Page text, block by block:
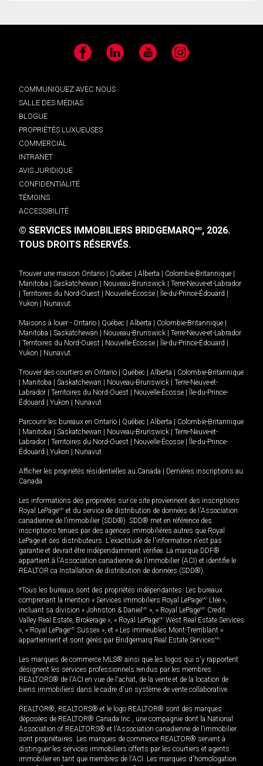
Facebook LinkedIn YouTube Instagram
COMMUNIQUEZ AVEC NOUS
SALLE DES MÉDIAS
BLOGUE
PROPRIÉTÉS LUXUEUSES
COMMERCIAL
INTRANET
AVIS JURIDIQUE
CONFIDENTIALITÉ
TÉMOINS
ACCESSIBILITÉ
© SERVICES IMMOBILIERS BRIDGEMARQMD, 2026.
TOUS DROITS RÉSERVÉS.
Trouver une maison Ontario Québec Alberta Colombie-Britannique
Manitoba
Saskatchewan Nouveau-Brunswick
Terre-Neuve-et-Labrador
Territoires du Nord-Ouest Nouvelle-Écosse Île-du-Prince-Édouard
Yukon
Nunavut.
Maisons à louer - Ontario Québec Alberta Colombie-Britannique
Manitoba
Saskatchewan Nouveau-Brunswick
Terre-Neuve-et-Labrador
Territoires du Nord-Ouest Nouvelle-Écosse Île-du-Prince-Édouard
Yukon
Nunavut.
Trouver des courtiers en Ontario Québec Alberta
Colombie-Britannique
Manitoba Saskatchewan Nouveau-Brunswick
Terre-Neuve-et-
Labrador
Territoires du Nord-Ouest Nouvelle-Écosse
Île-du-Prince-
Édouard
Yukon Nunavut
Parcourir les bureaux en Ontario Québec Alberta
Colombie-Britannique
Manitoba Saskatchewan Nouveau-Brunswick
Terre-Neuve-et-
Labrador
Territoires du Nord-Ouest Nouvelle-Écosse
Île-du-Prince-
Édouard
Yukon Nunavut
Afficher les propriétés résidentielles au Canada
Dernières inscriptions au
Canada
Les informations des propriétés sur ce site proviennent des inscriptions
Royal LePageMD et du service de distribution de données de l'Association
canadienne de l’immobilier (SDD®). SDD® met en référence des
inscriptions tenues par des agences immobilières autres que Royal
LePage et ses distributeurs. L'exactitude de l'information n'est pas
garantie et devrait être indépendamment vérifiée. La marque DDF®
appartient à l'Association canadienne de l’immobilier (ACI) et identifie le
REALTOR.ca Installation de distribution de données (SDD®).
*Tous les bureaux sont des propriétés indépendantes. Les bureaux
comprenant la mention « Services immobiliers Royal LePageMD Ltée »,
incluant sa division « Johnston & Daniel MD », « Royal LePageMD Credit
Valley Real Estate, Brokerage », « Royal LePageMD West Real Estate Services
», « Royal LePageMD Sussex », et « Les immeubles Mont-Tremblant »
appartiennent et sont gérés par Bridgemarq Real Estate ServicesMD.
Les marques de commerce MLS® ainsi que les logos qui s'y rapportent
désignent les services professionnels rendus par les membres
REALTORS® de l'ACI en vue de l'achat, de la vente et de la location de
biens immobiliers dans le cadre d'un système de vente collaborative.
REALTOR®, REALTORS® et le logo REALTOR® sont des marques
déposées de REALTOR® Canada Inc., une compagnie dont la National
Association of REALTORS® et l'Association canadienne de l’immobilier
sont propriétaires. Les marques de commerce REALTOR® servent à
distinguer les services immobiliers offerts par les courtiers et agents
immobilier en tant que membres de l'ACI. Les marques d'homologation